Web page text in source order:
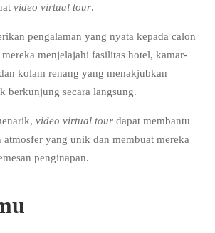
video virtual tour.
pengalaman yang nyata kepada calon
menjelajahi fasilitas hotel, kamar-
kolam renang yang menakjubkan
berkunjung secara langsung.
video virtual tour dapat membantu
atmosfer yang unik dan membuat mereka
penginapan.